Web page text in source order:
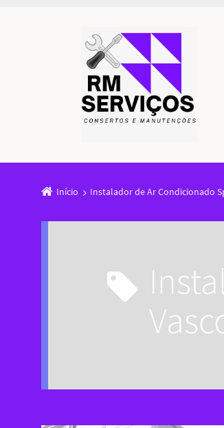
Início Instalador de Ar Condicionado
Instalador de Ar Condicionado Split Senador